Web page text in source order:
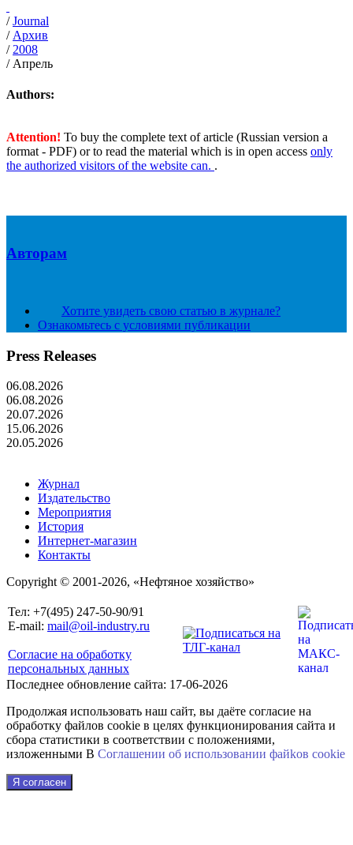
/Journal
/ Архив
/ 2008
/ Апрель
Authors:
Attention! To buy the complete text of article (Russian version a
format - PDF) or to read the material which is in open access only
the authorized visitors of the website can. .
Авторам
Хотите увидеть свою статью в журнале?
Ознакомьтесь с условиями публикации
Press Releases
06.08.2026
06.08.2026
20.07.2026
15.06.2026
20.05.2026
Журнал
Издательство
Мероприятия
История
Интернет-магазин
Контакты
Copyright © 2001-2026, «Нефтяное хозяйство»
Тел: +7(495) 247-50-90/91
E-mail: mail@oil-industry.ru
Согласие на обработку
персональных данных
Последнее обновление сайта: 17-06-2026
Продолжая использовать наш сайт, вы даёте согласие на
обработку файлов cookie в целях функционирования сайта и
сбора статистики в соответствии с положениями,
изложенными В Соглашении об использовании файkов cookie
Я согласен